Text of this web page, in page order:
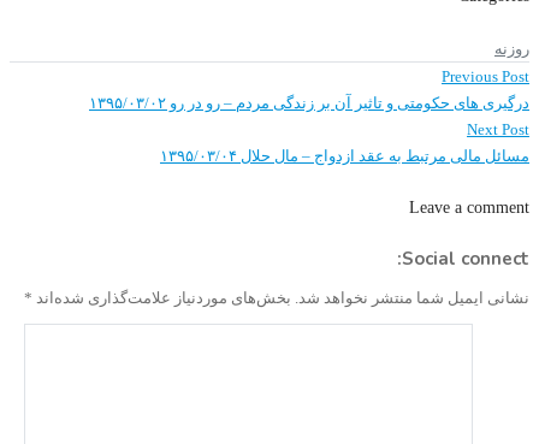
روزنه
راهبری
نوشته
Previous Post
Previous
post:
درگیری های حکومتی و تاثیر آن بر زندگی مردم – رو در رو ۱۳۹۵/۰۳/۰۲
Next Post
Next
post:
مسائل مالی مرتبط به عقد ازدواج – مال حلال ۱۳۹۵/۰۳/۰۴
Leave a comment
Social connect:
نشانی ایمیل شما منتشر نخواهد شد. بخش‌های موردنیاز علامت‌گذاری شده‌اند *